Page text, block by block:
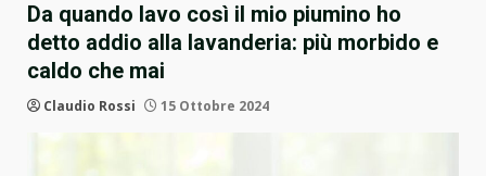
Da quando lavo così il mio piumino ho
detto addio alla lavanderia: più morbido e
caldo che mai
Claudio Rossi 15 Ottobre 2024